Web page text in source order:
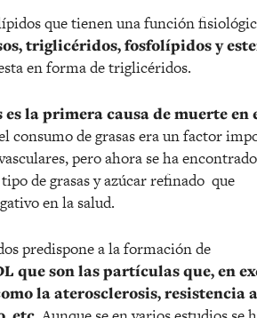
que tienen una función
triglicéridos, fosfolípidos y
en forma de triglicéridos.
la primera causa de muerte en
consumo de grasas era un factor
pero ahora se ha
de grasas y azúcar refinado que
en la salud.
predispone a la formación de
que son las partículas que, en
la aterosclerosis, resistencia